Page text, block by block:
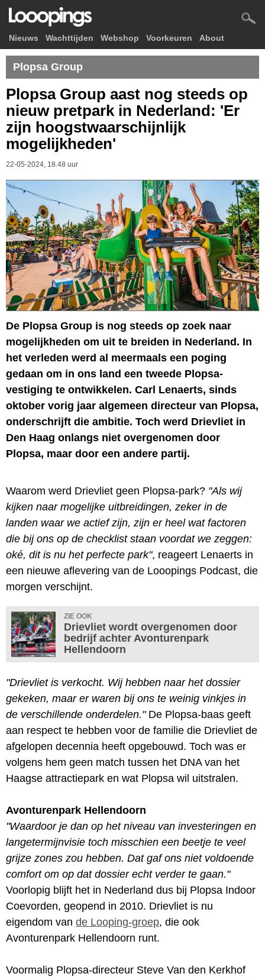
Nieuws Wachttijden Webshop Voorkeuren About
Plopsa Group
Plopsa Group aast nog steeds op
nieuw pretpark in Nederland: 'Er
zijn hoogstwaarschijnlijk
mogelijkheden'
22-05-2024, 18.48 uur
De Plopsa Group is nog steeds op zoek naar
mogelijkheden om uit te breiden in Nederland. In
het verleden werd al meermaals een poging
gedaan om in ons land een tweede Plopsa-
vestiging te ontwikkelen. Carl Lenaerts, sinds
oktober vorig jaar algemeen directeur van Plopsa,
onderschrijft die ambitie. Toch werd Drievliet in
Den Haag onlangs niet overgenomen door
Plopsa, maar door een andere partij.
Waarom werd Drievliet geen Plopsa-park? "Als wij
kijken naar mogelijke uitbreidingen, zeker in de
landen waar we actief zijn, zijn er heel wat factoren
die bij ons op de checklist staan voordat we zeggen:
oké, dit is nu het perfecte park", reageert Lenaerts in
een nieuwe aflevering van de Looopings Podcast, die
morgen verschijnt.
ZIE OOK
Drievliet wordt overgenomen door
bedrijf achter Avonturenpark
Hellendoorn
"Drievliet is verkocht. Wij hebben naar het dossier
gekeken, maar er waren bij ons te weinig vinkjes in
de verschillende onderdelen."De Plopsa-baas geeft
aan respect te hebben voor de familie die Drievliet de
afgelopen decennia heeft opgebouwd. Toch was er
volgens hem geen match tussen het DNA van het
Haagse attractiepark en wat Plopsa wil uitstralen.
Avonturenpark Hellendoorn
"Waardoor je dan op het niveau van investeringen en
langetermijnvisie toch misschien een beetje te veel
grijze zones zou hebben. Dat gaf ons niet voldoende
comfort om op dat dossier echt verder te gaan."
Voorlopig blijft het in Nederland dus bij Plopsa Indoor
Coevorden, geopend in 2010. Drievliet is nu
eigendom van de Looping-groep, die ook
Avonturenpark Hellendoorn runt.
Voormalig Plopsa-directeur Steve Van den Kerkhof